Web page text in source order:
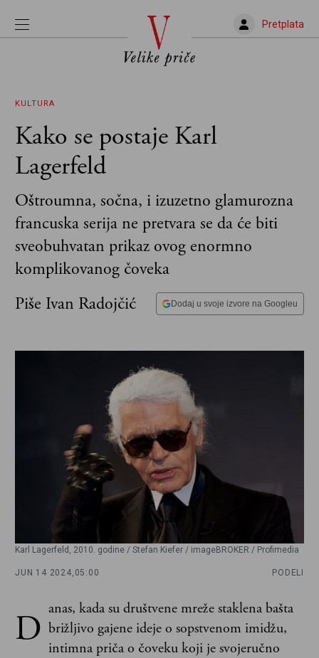
Pretplata
KULTURA
Kako se postaje Karl
Lagerfeld
Oštroumna, sočna, i izuzetno glamurozna
francuska serija ne pretvara se da će biti
sveobuhvatan prikaz ovog enormno
komplikovanog čoveka
Piše Ivan Radojčić
Dodaj u svoje izvore na Googleu
Karl Lagerfeld, 2010. godine / Stefan Kiefer / imageBROKER / Profimedia
JUN 14 2024, 05:00 PODELI
D anas, kada su društvene mreže staklena bašta
brižljivo gajene ideje o sopstvenom imidžu,
intimna priča o čoveku koji je svojeručno